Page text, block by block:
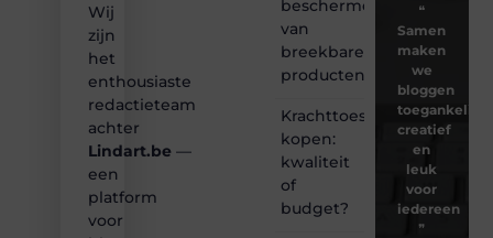
Wij
zijn
het
enthousiaste
redactieteam
achter
Lindart.be —
een
platform
voor
beschermen
van
breekbare
producten
Krachttoestel
kopen:
kwaliteit
of
budget?
❝
Samen
maken
we
bloggen
toegankelijk,
creatief
en
leuk
voor
iedereen
❞